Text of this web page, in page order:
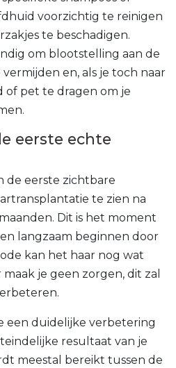
voorzichtig te reinigen
te beschadigen.
om blootstelling aan de
en, als je toch naar
of pet te dragen om je
eerste echte
de eerste zichtbare
te zien na
Dit is het moment
langzaam beginnen door
kan het haar nog wat
je geen zorgen, dit zal
een duidelijke verbetering
resultaat van je
meestal bereikt tussen de